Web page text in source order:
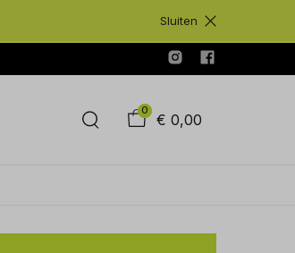
Sluiten
0
€ 0,00